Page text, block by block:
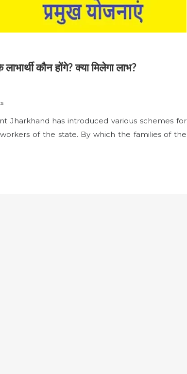
कौन होंगे? क्या मिलेगा लाभ?
Jharkhand has introduced various schemes for
of the state. By which the families of the